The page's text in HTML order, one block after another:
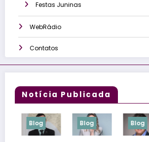
Festas Juninas
WebRádio
Contatos
Notícia Publicada
Blog Blog Blog